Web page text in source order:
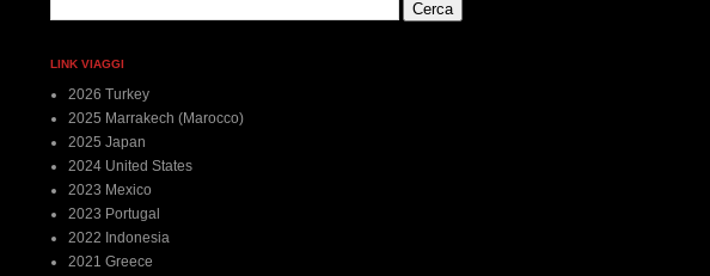
LINK VIAGGI
2026 Turkey
2025 Marrakech (Marocco)
2025 Japan
2024 United States
2023 Mexico
2023 Portugal
2022 Indonesia
2021 Greece